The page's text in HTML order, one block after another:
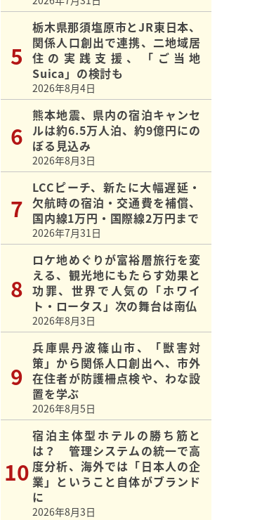
栃木県那須塩原市とJR東日本、
関係人口創出で連携、二地域居
住の実践支援、「ご当地
Suica」の検討も
2026年8月4日
熊本地震、県内の宿泊キャンセ
ルは約6.5万人泊、約9億円にの
ぼる見込み
2026年8月3日
LCCピーチ、新たに大幅遅延・
欠航時の宿泊・交通費を補償、
国内線1万円・国際線2万円まで
2026年7月31日
ロケ地めぐりが富裕層旅行を変
える、観光地にもたらす効果と
功罪、世界で人気の「ホワイ
ト・ロータス」次の舞台は南仏
2026年8月3日
兵庫県丹波篠山市、「獣害対
策」から関係人口創出へ、市外
在住者が防護柵点検や、わな設
置を学ぶ
2026年8月5日
宿泊主体型ホテルの勝ち筋と
は？ 管理システムの統一で高
度分析、海外では「日本人の企
業」ということ自体がブランド
に
2026年8月3日